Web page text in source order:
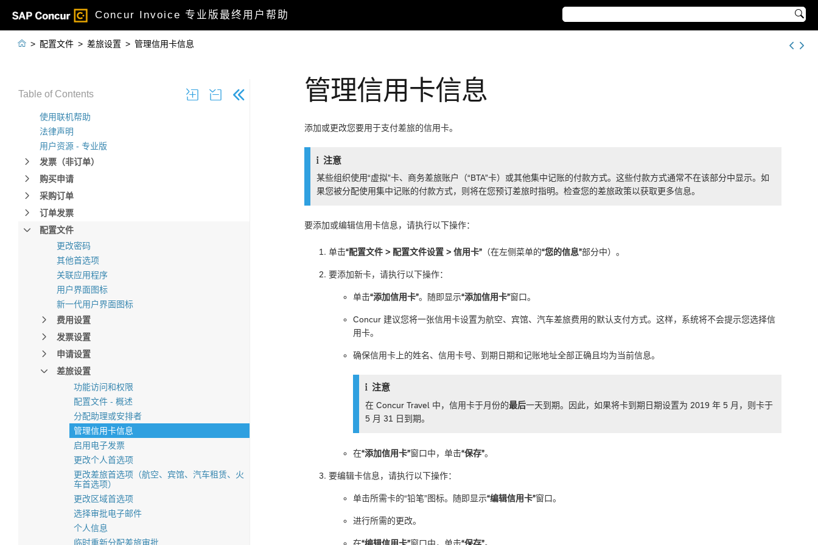
Concur Invoice 专业版最终用户帮助 
Table of Contents
使用联机帮助
法律声明
用户资源 - 专业版
发票（非订单）
购买申请
采购订单
订单发票
配置文件
更改密码
其他首选项
关联应用程序
用户界面图标
新一代用户界面图标
费用设置
发票设置
申请设置
差旅设置
功能访问和权限
配置文件 - 概述
分配助理或安排者
管理信用卡信息
启用电子发票
更改个人首选项
更改差旅首选项（航空、宾馆、汽车租赁、火
车首选项）
更改区域首选项
选择审批电子邮件
个人信息
临时重新分配差旅审批
 > 配置文件 > 差旅设置 > 管理信用卡信息
管理信用卡信息
添加或更改您要用于支付差旅的信用卡。
注意
某些组织使用“虚拟”卡、商务差旅账户（“BTA”卡）或其他集中记账的付款方式。这些付款方式通常不在该部分中显示。如
果您被分配使用集中记账的付款方式，则将在您预订差旅时指明。检查您的差旅政策以获取更多信息。
要添加或编辑信用卡信息，请执行以下操作：
单击“配置文件 > 配置文件设置 > 信用卡” （在左侧菜单的“您的信息”部分中）。
要添加新卡，请执行以下操作：
单击“添加信用卡”。随即显示“添加信用卡”窗口。
Concur 建议您将一张信用卡设置为航空、宾馆、汽车差旅费用的默认支付方式。这样，系统将不会提示您选择信
用卡。
确保信用卡上的姓名、信用卡号、到期日期和记账地址全部正确且均为当前信息。
注意
在 Concur Travel 中，信用卡于月份的最后一天到期。因此，如果将卡到期日期设置为 2019 年 5 月，则卡于
5 月 31 日到期。
在“添加信用卡”窗口中，单击“保存”。
要编辑卡信息，请执行以下操作：
单击所需卡的“铅笔”图标。随即显示“编辑信用卡”窗口。
进行所需的更改。
在“编辑信用卡”窗口中，单击“保存”。